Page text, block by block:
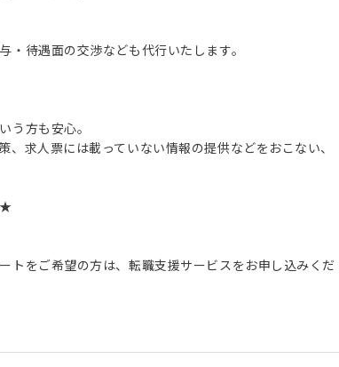
・待遇面の交渉なども代行いたします。
う方も安心。
求人票には載っていない情報の提供などをおこない、
★
をご希望の方は、転職支援サービスをお申し込みくだ